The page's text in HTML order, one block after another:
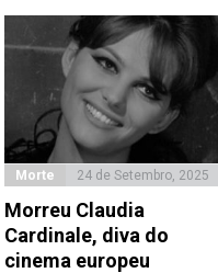
Morte 24 de Setembro, 2025
Morreu Claudia
Cardinale, diva do
cinema europeu